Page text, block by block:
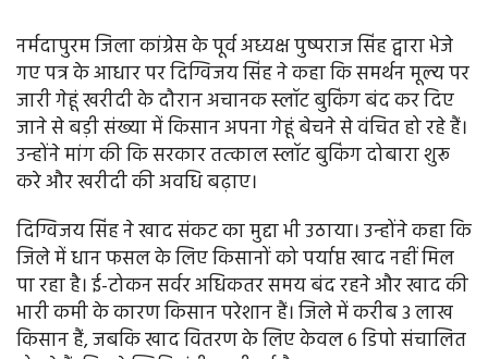
नर्मदापुरम जिला कांग्रेस के पूर्व अध्यक्ष पुष्पराज सिंह द्वारा भेजे
गए पत्र के आधार पर दिग्विजय सिंह ने कहा कि समर्थन मूल्य पर
जारी गेहूं खरीदी के दौरान अचानक स्लॉट बुकिंग बंद कर दिए
जाने से बड़ी संख्या में किसान अपना गेहूं बेचने से वंचित हो रहे हैं।
उन्होंने मांग की कि सरकार तत्काल स्लॉट बुकिंग दोबारा शुरू
करे और खरीदी की अवधि बढ़ाए।
दिग्विजय सिंह ने खाद संकट का मुद्दा भी उठाया। उन्होंने कहा कि
जिले में धान फसल के लिए किसानों को पर्याप्त खाद नहीं मिल
पा रहा है। ई-टोकन सर्वर अधिकतर समय बंद रहने और खाद की
भारी कमी के कारण किसान परेशान हैं। जिले में करीब 3 लाख
किसान हैं, जबकि खाद वितरण के लिए केवल 6 डिपो संचालित